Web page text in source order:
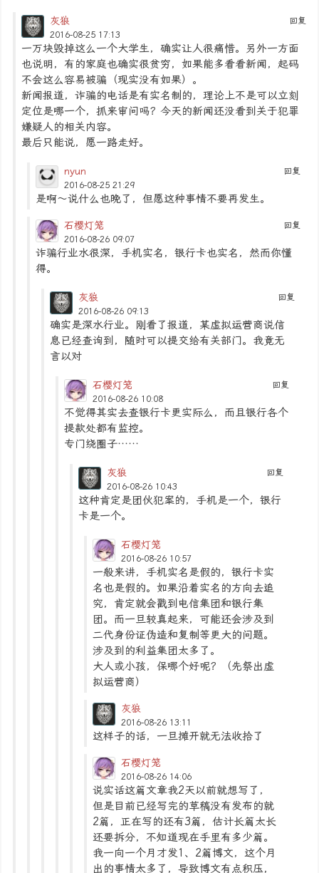
回复
灰狼
2016-08-25 17:13
一万块毁掉这么一个大学生，确实让人很痛惜。另外一方面
也说明，有的家庭也确实很贫穷，如果能多看看新闻，起码
不会这么容易被骗（现实没有如果）。
新闻报道，诈骗的电话是有实名制的，理论上不是可以立刻
定位是哪一个，抓来审问吗？今天的新闻还没看到关于犯罪
嫌疑人的相关内容。
最后只能说，愿一路走好。
回复
nyun
2016-08-25 21:29
是啊～说什么也晚了，但愿这种事情不要再发生。
回复
石樱灯笼
2016-08-26 09:07
诈骗行业水很深，手机实名，银行卡也实名，然而你懂
得。
回复
灰狼
2016-08-26 09:13
确实是深水行业。刚看了报道，某虚拟运营商说信
息已经查询到，随时可以提交给有关部门。我竟无
言以对
回复
石樱灯笼
2016-08-26 10:08
不觉得其实去查银行卡更实际么，而且银行各个
提款处都有监控。
专门绕圈子……
回复
灰狼
2016-08-26 10:43
这种肯定是团伙犯案的，手机是一个，银行
卡是一个。
石樱灯笼
2016-08-26 10:57
一般来讲，手机实名是假的，银行卡实
名也是假的。如果沿着实名的方向去追
究，肯定就会戳到电信集团和银行集
团。而一旦较真起来，可能还会涉及到
二代身份证伪造和复制等更大的问题。
涉及到的利益集团太多了。
大人或小孩，保哪个好呢？（先祭出虚
拟运营商）
灰狼
2016-08-26 13:11
这样子的话，一旦摊开就无法收拾了
石樱灯笼
2016-08-26 14:06
说实话这篇文章我2天以前就想写了，
但是目前已经写完的草稿没有发布的就
2篇，正在写的还有3篇，估计长篇太长
还要拆分，不知道现在手里有多少篇。
我一向一个月才发1、2篇博文，这个月
出的事情太多了，导致博文有点积压，